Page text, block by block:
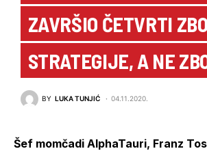
ZAVRŠIO ČETVRTI
STRATEGIJE, A NE
BY LUKA TUNJIĆ 04.11.2020.
Šef momčadi AlphaTauri, Franz